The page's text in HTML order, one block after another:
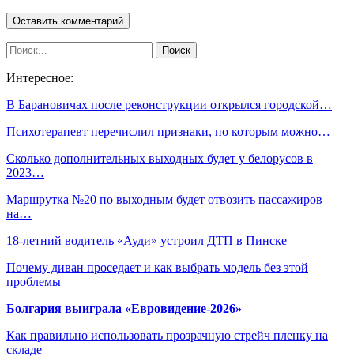
Интересное:
В Барановичах после реконструкции открылся городской…
Психотерапевт перечислил признаки, по которым можно…
Сколько дополнительных выходных будет у белорусов в
2023…
Маршрутка №20 по выходным будет отвозить пассажиров
на…
18-летний водитель «Ауди» устроил ДТП в Пинске
Почему диван проседает и как выбрать модель без этой
проблемы
Болгария выиграла «Евровидение-2026»
Как правильно использовать прозрачную стрейч пленку на
складе